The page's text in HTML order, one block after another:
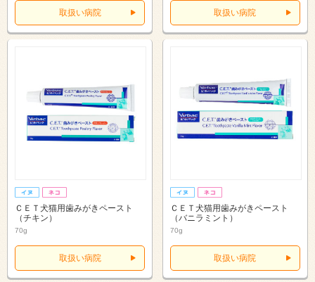
取扱い病院 取扱い病院
ＣＥＴ犬猫用歯みがきペースト
（チキン）
70g
取扱い病院
ＣＥＴ犬猫用歯みがきペースト
（バニラミント）
70g
取扱い病院